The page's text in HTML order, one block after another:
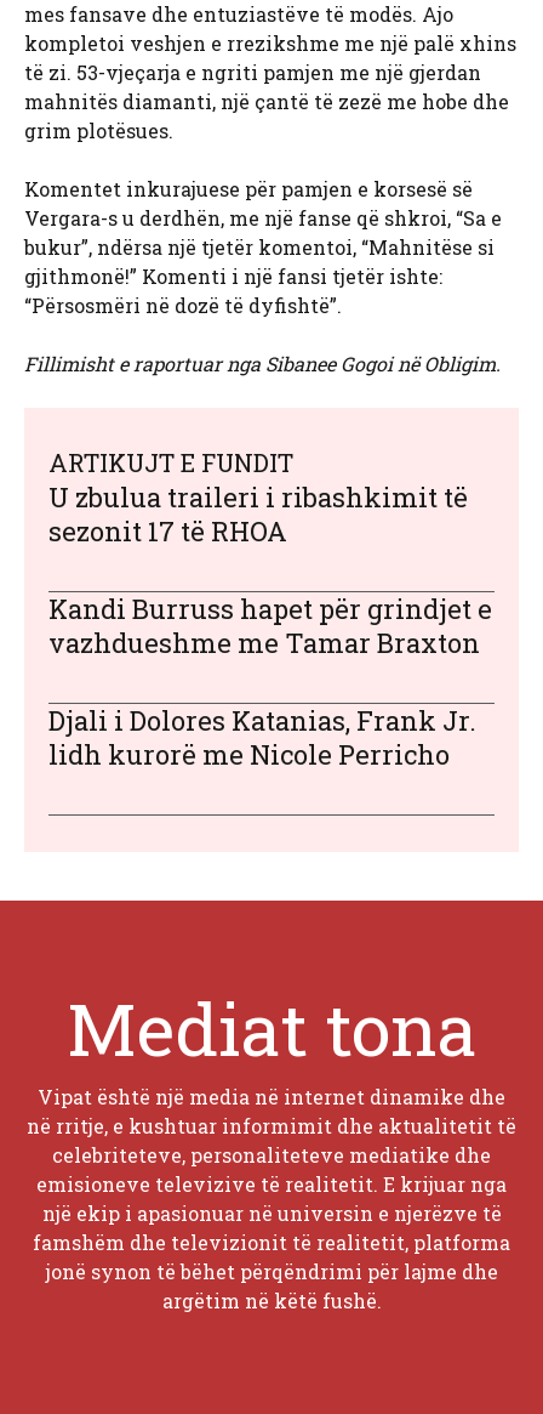
mes fansave dhe entuziastëve të modës. Ajo
kompletoi veshjen e rrezikshme me një palë xhins
të zi. 53-vjeçarja e ngriti pamjen me një gjerdan
mahnitës diamanti, një çantë të zezë me hobe dhe
grim plotësues.
Komentet inkurajuese për pamjen e korsesë së
Vergara-s u derdhën, me një fanse që shkroi, “Sa e
bukur”, ndërsa një tjetër komentoi, “Mahnitëse si
gjithmonë!” Komenti i një fansi tjetër ishte:
“Përsosmëri në dozë të dyfishtë”.
Fillimisht e raportuar nga Sibanee Gogoi në Obligim.
ARTIKUJT E FUNDIT
U zbulua traileri i ribashkimit të
sezonit 17 të RHOA
Kandi Burruss hapet për grindjet e
vazhdueshme me Tamar Braxton
Djali i Dolores Katanias, Frank Jr.
lidh kurorë me Nicole Perricho
Mediat tona
Vipat është një media në internet dinamike dhe
në rritje, e kushtuar informimit dhe aktualitetit të
celebriteteve, personaliteteve mediatike dhe
emisioneve televizive të realitetit. E krijuar nga
një ekip i apasionuar në universin e njerëzve të
famshëm dhe televizionit të realitetit, platforma
jonë synon të bëhet përqëndrimi për lajme dhe
argëtim në këtë fushë.